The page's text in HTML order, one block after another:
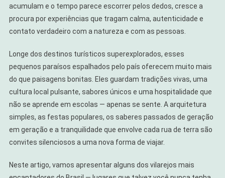
Conhecer
acumulam e o tempo parece escorrer pelos dedos, cresce a
procura por experiências que tragam calma, autenticidade e
contato verdadeiro com a natureza e com as pessoas.
Longe dos destinos turísticos superexplorados, esses
pequenos paraísos espalhados pelo país oferecem muito mais
do que paisagens bonitas. Eles guardam tradições vivas, uma
cultura local pulsante, sabores únicos e uma hospitalidade que
não se aprende em escolas — apenas se sente. A arquitetura
simples, as festas populares, os saberes passados de geração
em geração e a tranquilidade que envolve cada rua de terra são
convites silenciosos a uma nova forma de viajar.
Neste artigo, vamos apresentar alguns dos vilarejos mais